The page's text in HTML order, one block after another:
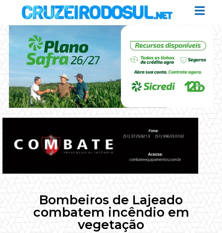
Bombeiros de Lajeado
combatem incêndio em
vegetação